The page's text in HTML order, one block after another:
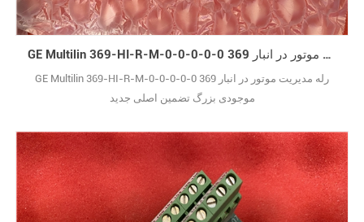
GE Multilin 369-HI-R-M-0-0-0-0-0 369 رله مدیریت موتور در انبار
GE Multilin 369-HI-R-M-0-0-0-0-0 369 رله مدیریت موتور در انبار
موجودی بزرگ تضمین اصلی جدید